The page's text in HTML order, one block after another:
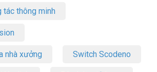
tác thông minh
nhà xưởng Switch Scodeno